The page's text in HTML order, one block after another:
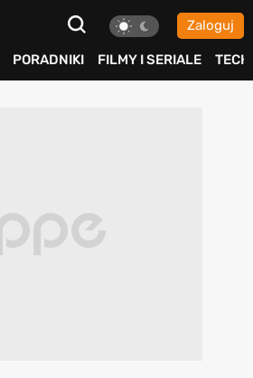
Zaloguj
PORADNIKI FILMY I SERIALE TECH